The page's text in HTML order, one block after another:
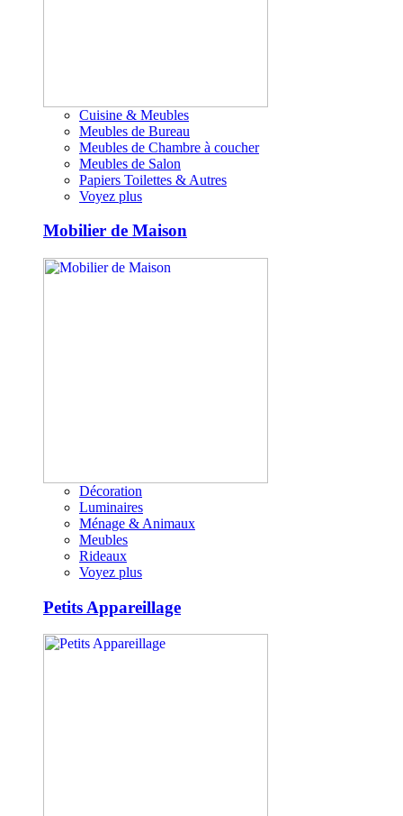
Cuisine & Meubles
Meubles de Bureau
Meubles de Chambre à coucher
Meubles de Salon
Papiers Toilettes & Autres
Voyez plus
Mobilier de Maison
Décoration
Luminaires
Ménage & Animaux
Meubles
Rideaux
Voyez plus
Petits Appareillage